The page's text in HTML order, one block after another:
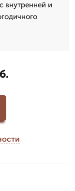
внутренней и